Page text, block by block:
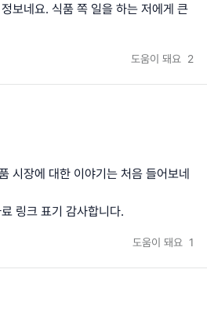
보네요. 식품 쪽 일을 하는 저에게 큰
도움이 돼요 2
시장에 대한 이야기는 처음 들어보네
링크 표기 감사합니다.
도움이 돼요 1